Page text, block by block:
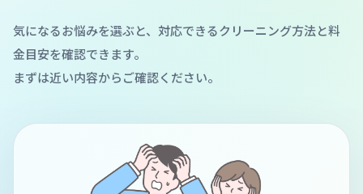
気になるお悩みを選ぶと、対応できるクリーニング方法と料
金目安を確認できます。
まずは近い内容からご確認ください。